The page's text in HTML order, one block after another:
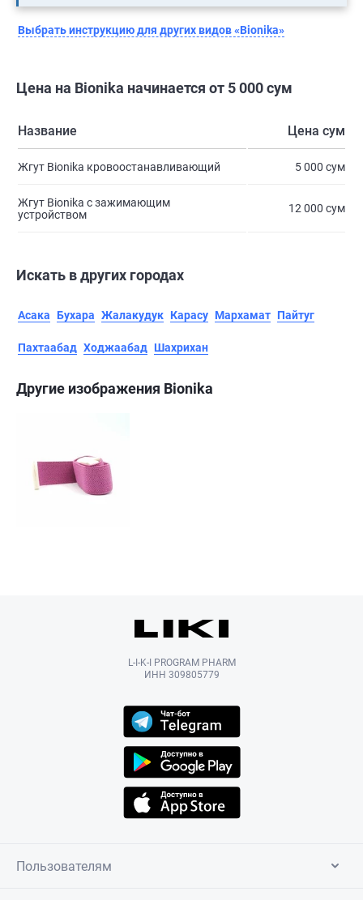
Выбрать инструкцию для других видов «Bionika»
Цена на Bionika начинается от 5 000 сум
Название Цена сум
Жгут Bionika кровоостанавливающий 5 000 сум
Жгут Bionika с зажимающим
устройством
12 000 сум
Искать в других городах
Асака Бухара Жалакудук Карасу Мархамат Пайтуг
Пахтаабад Ходжаабад Шахрихан
Другие изображения Bionika
L-I-K-I PROGRAM PHARM
ИНН 309805779
Пользователям